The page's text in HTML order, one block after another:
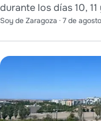
durante los días 10,
Soy de Zaragoza · 7 de